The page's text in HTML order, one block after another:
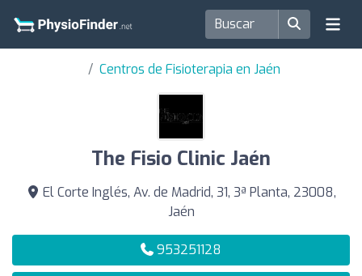
Centros de Fisioterapia en Jaén
The Fisio Clinic Jaén
El Corte Inglés, Av. de Madrid, 31, 3ª Planta, 23008,
Jaén
953251128